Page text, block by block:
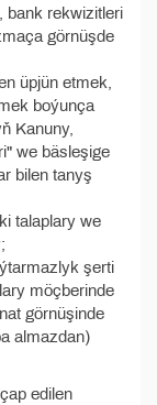
bank rekwizitleri
görnüşde
üpjün etmek,
boýunça
Kanuny,
we bäsleşige
bilen tanyş
talaplary we
şerti
möçberinde
görnüşinde
almazdan)
edilen